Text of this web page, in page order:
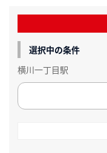
選択中の条件
横川一丁目駅